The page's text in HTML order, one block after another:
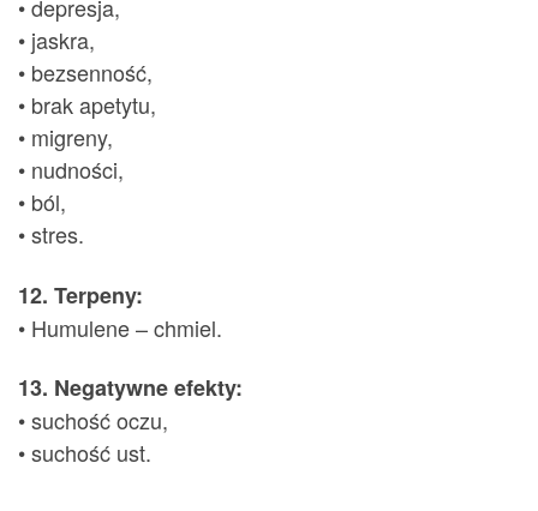
• depresja,
• jaskra,
• bezsenność,
• brak apetytu,
• migreny,
• nudności,
• ból,
• stres.
12. Terpeny:
• Humulene – chmiel.
13. Negatywne efekty:
• suchość oczu,
• suchość ust.